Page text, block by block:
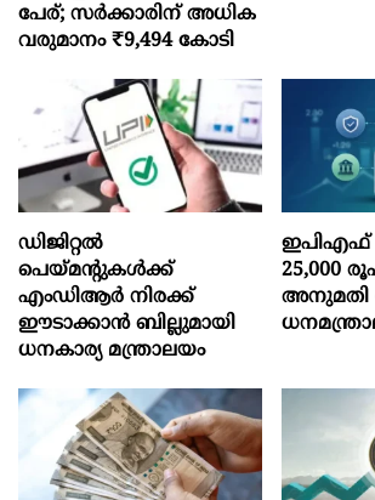
പേര്; സർക്കാരിന് അധിക
വരുമാനം ₹9,494 കോടി
ഡിജിറ്റൽ
പെയ്മന്റുകൾക്ക്
എംഡിആർ നിരക്ക്
ഈടാക്കാൻ ബില്ലുമായി
ധനകാര്യ മന്ത്രാലയം
ഇപിഎഫ്
25,000
അനുമതി